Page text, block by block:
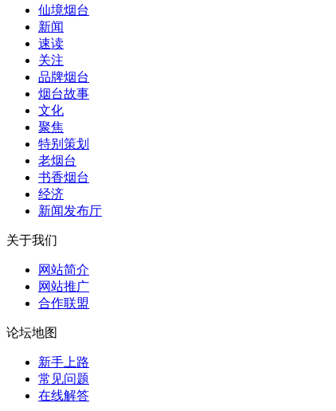
仙境烟台
新闻
速读
关注
品牌烟台
烟台故事
文化
聚焦
特别策划
老烟台
书香烟台
经济
新闻发布厅
关于我们
网站简介
网站推广
合作联盟
论坛地图
新手上路
常见问题
在线解答